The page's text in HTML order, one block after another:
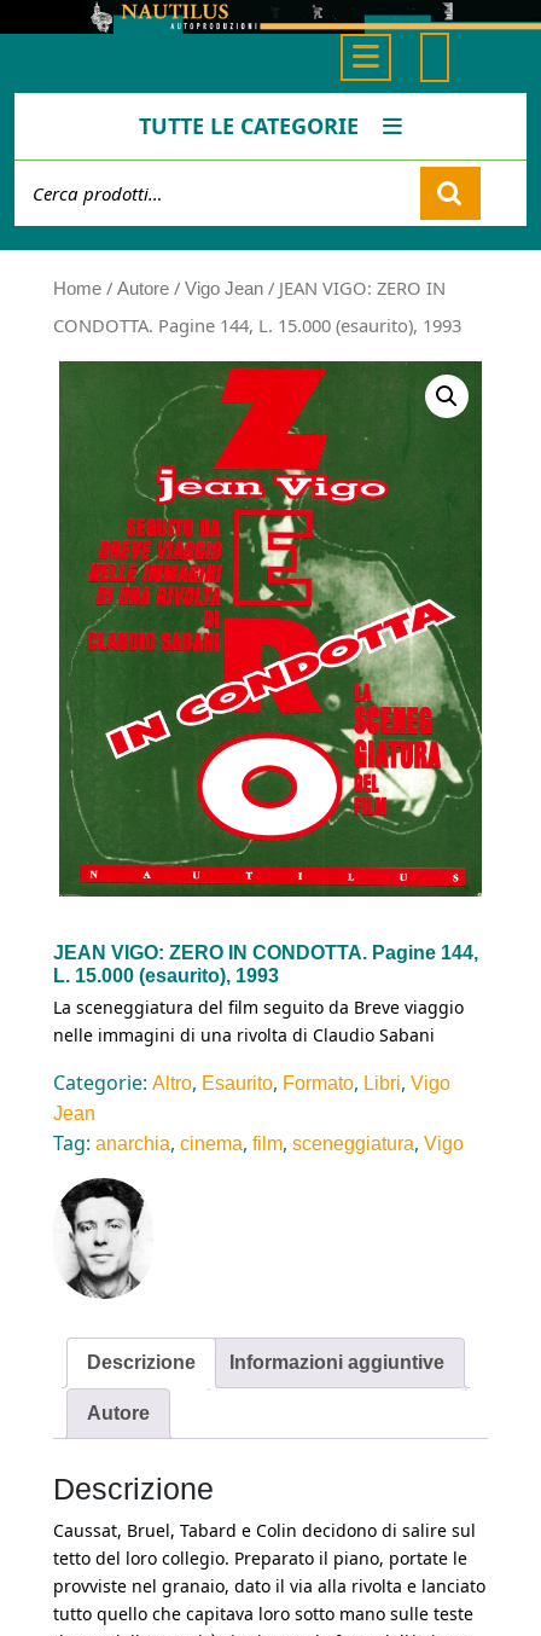
Button
TUTTE LE CATEGORIE
Cart
Home / Autore / Vigo Jean / JEAN VIGO: ZERO IN
CONDOTTA. Pagine 144, L. 15.000 (esaurito), 1993
JEAN VIGO: ZERO IN CONDOTTA. Pagine 144,
L. 15.000 (esaurito), 1993
La sceneggiatura del film seguito da Breve viaggio
nelle immagini di una rivolta di Claudio Sabani
Categorie: Altro, Esaurito, Formato, Libri, Vigo
Jean
Tag: anarchia, cinema, film, sceneggiatura, Vigo
Descrizione Informazioni aggiuntive
Autore
Descrizione
Caussat, Bruel, Tabard e Colin decidono di salire sul
tetto del loro collegio. Preparato il piano, portate le
provviste nel granaio, dato il via alla rivolta e lanciato
tutto quello che capitava loro sotto mano sulle teste